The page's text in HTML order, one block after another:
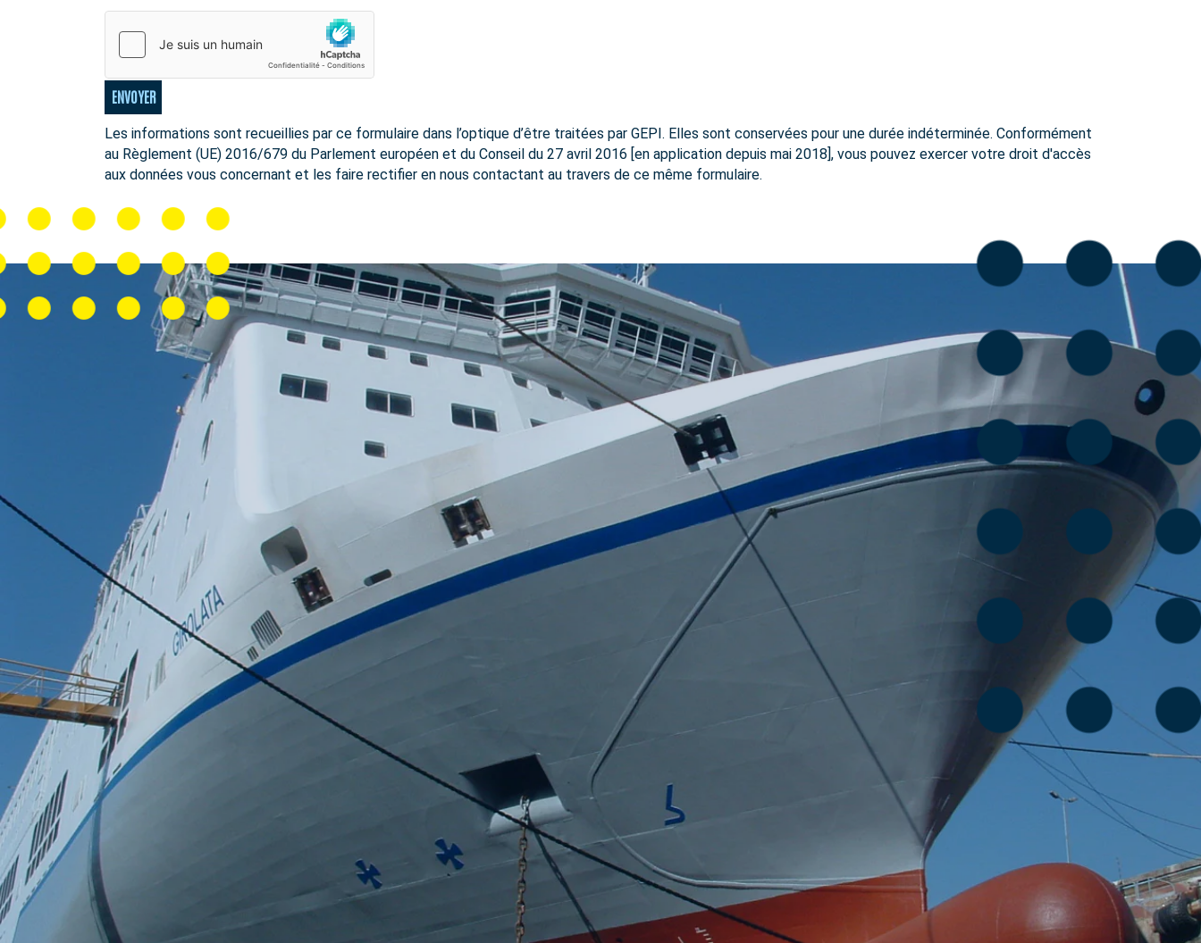
ENVOYER
Les informations sont recueillies par ce formulaire dans l’optique d’être traitées par GEPI. Elles sont conservées pour une durée indéterminée. Conformément
au Règlement (UE) 2016/679 du Parlement européen et du Conseil du 27 avril 2016 [en application depuis mai 2018], vous pouvez exercer votre droit d'accès
aux données vous concernant et les faire rectifier en nous contactant au travers de ce même formulaire.